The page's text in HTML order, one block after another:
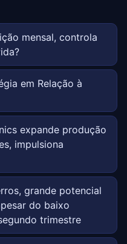
mensal, controla
em Relação à
expande produção
impulsiona
grande potencial
do baixo
trimestre